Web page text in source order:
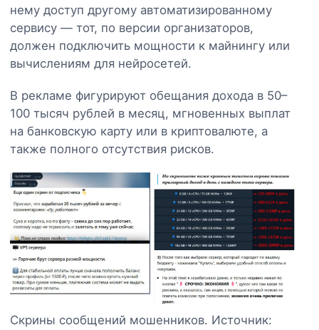
нему доступ другому автоматизированному
сервису — тот, по версии организаторов,
должен подключить мощности к майнингу или
вычислениям для нейросетей.
В рекламе фигурируют обещания дохода в 50–
100 тысяч рублей в месяц, мгновенных выплат
на банковскую карту или в криптовалюте, а
также полного отсутствия рисков.
Скрины сообщений мошенников. Источник: